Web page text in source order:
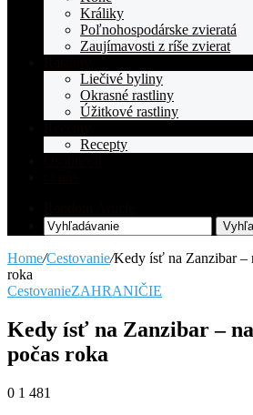
Králiky
Poľnohospodárske zvieratá
Zaujímavosti z ríše zvierat
Liečivé byliny
Okrasné rastliny
Úžitkové rastliny
Recepty
Home/Cestovanie/Kedy ísť na Zanzibar –
roka
CestovanieZAHRANIČIE
Kedy ísť na Zanzibar –
počas roka
0 1 481